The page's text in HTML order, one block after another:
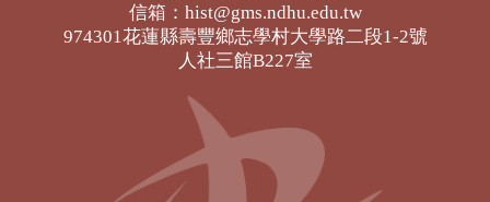
信箱：hist@gms.ndhu.edu.tw
974301花蓮縣壽豐鄉志學村大學路二段1-2號
人社三館B227室